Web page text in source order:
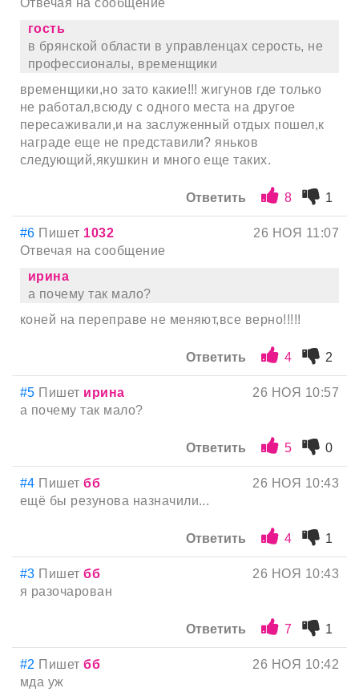
Отвечая на сообщение
гость
в брянской области в управленцах серость, не
профессионалы, временщики
временщики,но зато какие!!! жигунов где только
не работал,всюду с одного места на другое
пересаживали,и на заслуженный отдых пошел,к
награде еще не представили? яньков
следующий,якушкин и много еще таких.
Ответить 8 1
#6 Пишет 1032
26 НОЯ 11:07
Отвечая на сообщение
ирина
а почему так мало?
коней на переправе не меняют,все верно!!!!!
Ответить 4 2
#5 Пишет ирина
26 НОЯ 10:57
а почему так мало?
Ответить 5 0
#4 Пишетбб
26 НОЯ 10:43
ещё бы резунова назначили...
Ответить 4 1
#3 Пишетбб
26 НОЯ 10:43
я разочарован
Ответить 7 1
#2 Пишетбб
26 НОЯ 10:42
мда уж